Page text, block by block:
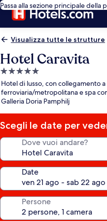
Passa alla sezione principale della
Visualizza tutte le strutture
Hotel Caravita
Struttura
a
5.0
stelle
Hotel di lusso, con collegamento a
ferroviaria/metropolitana e spa
Galleria Doria Pamphilj
Scegli le date per
Dove vuoi andare?
Date
Persone